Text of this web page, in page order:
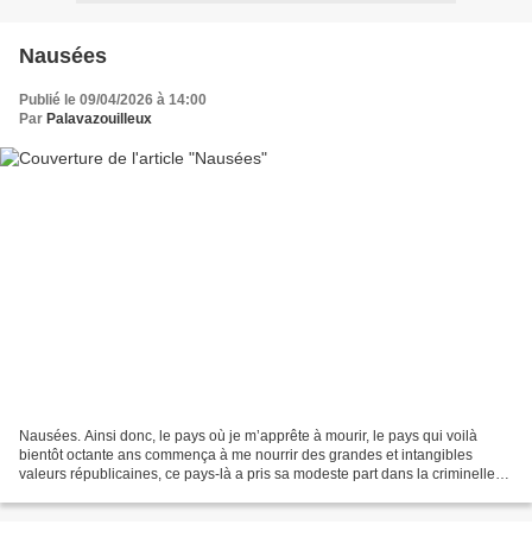
Nausées
Publié le 09/04/2026 à 14:00
Par Palavazouilleux
Nausées. Ainsi donc, le pays où je m’apprête à mourir, le pays qui voilà
bientôt octante ans commença à me nourrir des grandes et intangibles
valeurs républicaines, ce pays-là a pris sa modeste part dans la criminelle